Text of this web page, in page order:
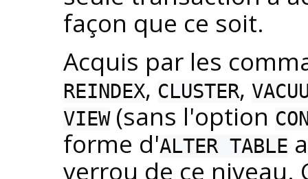
façon que ce soit.
Acquis par les
REINDEX, CLUSTER,
VIEW(sans l'option
forme d'ALTER TABLE
verrou de ce niveau.